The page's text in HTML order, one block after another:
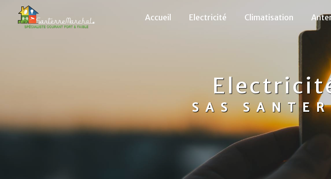
Accueil Electricité Climatisation
SAS
Panneau de gestion des cookies